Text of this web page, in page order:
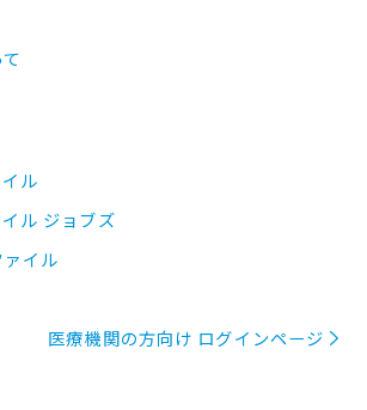
ル
ル ジョブズ
イル
医療機関の方向け ログインページ